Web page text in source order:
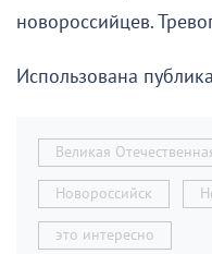
новороссийцев.
Использована
Великая
Новороссийск
это интересно